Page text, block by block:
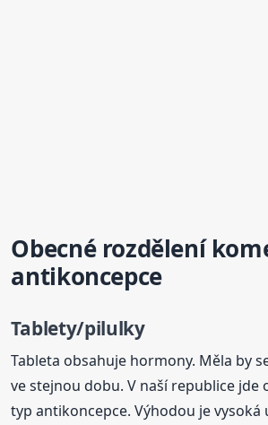
Obecné rozdělení
antikoncepce
Tablety/pilulky
Tableta obsahuje hormony. Měla by
ve stejnou dobu. V naší republice jde
typ antikoncepce. Výhodou je vysoká